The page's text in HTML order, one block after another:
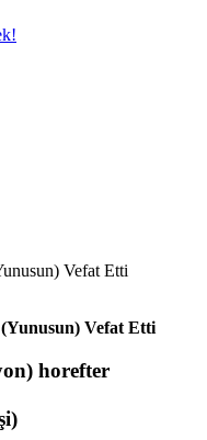
Vefat Etti
Vefat Etti
horefter